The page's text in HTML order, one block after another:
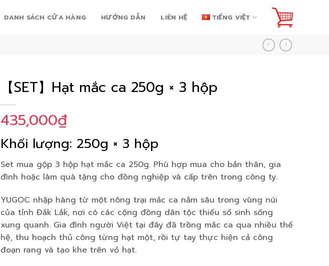
DANH SÁCH CỬA HÀNG HƯỚNG DẪN LIÊN HỆ TIẾNG VIỆT
【SET】Hạt mắc ca 250g × 3 hộp
435,000₫
Khối lượng: 250g × 3 hộp
Set mua gộp 3 hộp hạt mắc ca 250g. Phù hợp mua cho bản thân, gia
đình hoặc làm quà tặng cho đồng nghiệp và cấp trên trong công ty.
YUGOC nhập hàng từ một nông trại mắc ca nằm sâu trong vùng núi
của tỉnh Đắk Lắk, nơi có các cộng đồng dân tộc thiểu số sinh sống
xung quanh. Gia đình người Việt tại đây đã trồng mắc ca qua nhiều thế
hệ, thu hoạch thủ công từng hạt một, rồi tự tay thực hiện cả công
đoạn rang và tạo khe trên vỏ hạt.